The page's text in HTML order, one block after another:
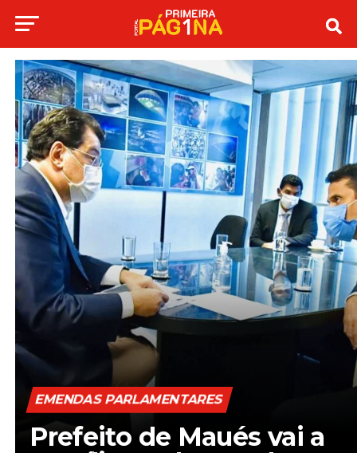
EMENDAS PARLAMENTARES
Prefeito de Maués vai a